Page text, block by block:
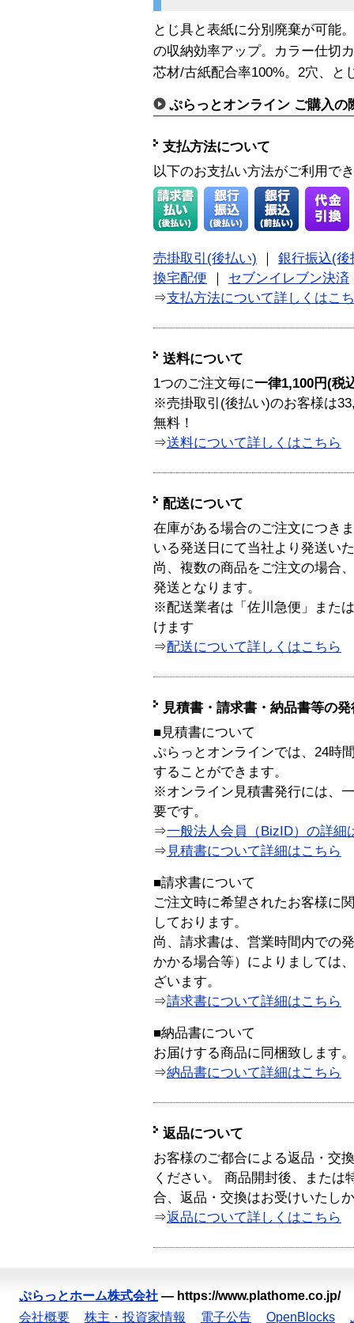
とじ具と表紙に分別廃棄が可能
の収納効率アップ。カラー仕切
芯材/古紙配合率100%。2穴、と
ぷらっとオンライン ご購入の
支払方法について
以下のお支払い方法がご利用で
売掛取引(後払い)
銀行振込(後
換宅配便
セブンイレブン決済
⇒支払方法について詳しくはこ
送料について
1つのご注文毎に一律1,100円(税
※売掛取引(後払い)のお客様は
無料！
⇒送料について詳しくはこちら
配送について
在庫がある場合のご注文につき
いる発送日にて当社より発送い
尚、複数の商品をご注文の場合
発送となります。
※配送業者は「佐川急便」また
けます
⇒配送について詳しくはこちら
見積書・請求書・納品書等の
■見積書について
ぷらっとオンラインでは、24時
することができます。
※オンライン見積書発行には、
要です。
⇒一般法人会員（BizID）の詳細
⇒ 見積書について詳細はこちら
■請求書について
ご注文時に希望されたお客様に
しております。
尚、請求書は、営業時間内での
かかる場合等）によりましては
ざいます。
⇒請求書について詳細はこちら
■納品書について
お届けする商品に同梱致します。
⇒納品書について詳細はこちら
返品について
お客様のご都合による返品・交
ください。 商品開封後、または
合、返品・交換はお受けいたし
⇒返品について詳しくはこちら
ぷらっとホーム株式会社 — https://www.plathome.co.jp/
会社概要
株主・投資家情報 電子公告 OpenBlocks